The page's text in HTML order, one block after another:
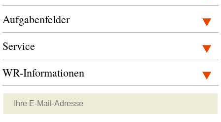
Aufgabenfelder
Service
WR-Informationen